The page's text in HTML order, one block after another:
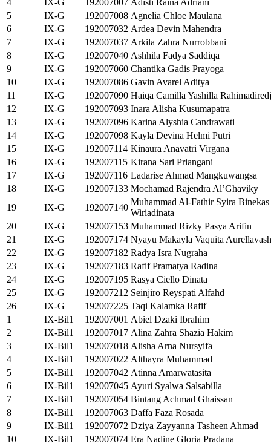
5
IX-G 192007008 Agnelia Chloe Maulana
6
IX-G 192007032 Ardea Devin Mahendra
7
IX-G 192007037 Arkila Zahra Nurrobbani
8
IX-G 192007040 Ashhila Fadya Saddiqa
9
IX-G 192007060 Chantika Gadis Prayoga
10
IX-G 192007086 Gavin Avarel Aditya
11
IX-G 192007090 Haiqa Camilla Yashilla
12
IX-G 192007093 Inara Alisha Kusumapatra
13
IX-G 192007096 Karina Alyshia Candrawati
14
IX-G 192007098 Kayla Devina Helmi Putri
15
IX-G 192007114 Kinaura Anavatri Virgana
16
IX-G 192007115 Kirana Sari Priangani
17
IX-G 192007116 Ladarise Ahmad Mangkuwangsa
18
IX-G 192007133 Mochamad Rajendra Al’Ghaviky
19
IX-G 192007140
Muhammad Al-Fathir Syira Binekas
Wiriadinata
20
IX-G 192007153 Muhammad Rizky Pasya Arifin
21
IX-G 192007174 Nyayu Makayla Vaquita
22
IX-G 192007182 Radya Isra Nugraha
23
IX-G 192007183 Rafif Pramatya Radina
24
IX-G 192007195 Rasya Ciello Dinata
25
IX-G 192007212 Seinjiro Reyspati Alfahd
26
IX-G 192007225 Taqi Kalamka Rafif
1
IX-Bil1 192007001 Abiel Dzaki Ibrahim
2
IX-Bil1 192007017 Alina Zahra Shazia Hakim
3
IX-Bil1 192007018 Alisha Arna Nursyifa
4
IX-Bil1 192007022 Althayra Muhammad
5
IX-Bil1 192007042 Atinna Amarwatasita
6
IX-Bil1 192007045 Ayuri Syalwa Salsabilla
7
IX-Bil1 192007054 Bintang Achmad Ghaissan
8
IX-Bil1 192007063 Daffa Faza Rosada
9
IX-Bil1 192007072 Dziya Zayyanna Tasheen Ahmad
10
IX-Bil1 192007074 Era Nadine Gloria Pradana